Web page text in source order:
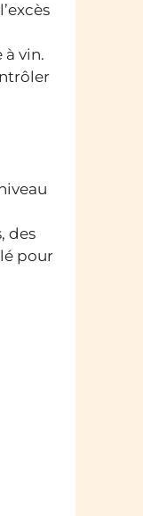
vin.
des
pour